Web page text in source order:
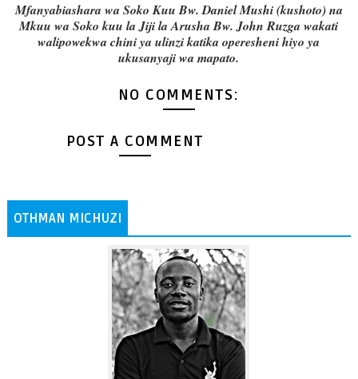
Mfanyabiashara wa Soko Kuu Bw. Daniel Mushi (kushoto) na
Mkuu wa Soko kuu la Jiji la Arusha Bw. John Ruzga wakati
walipowekwa chini ya ulinzi katika operesheni hiyo ya
ukusanyaji wa mapato.
NO COMMENTS:
POST A COMMENT
OTHMAN MICHUZI